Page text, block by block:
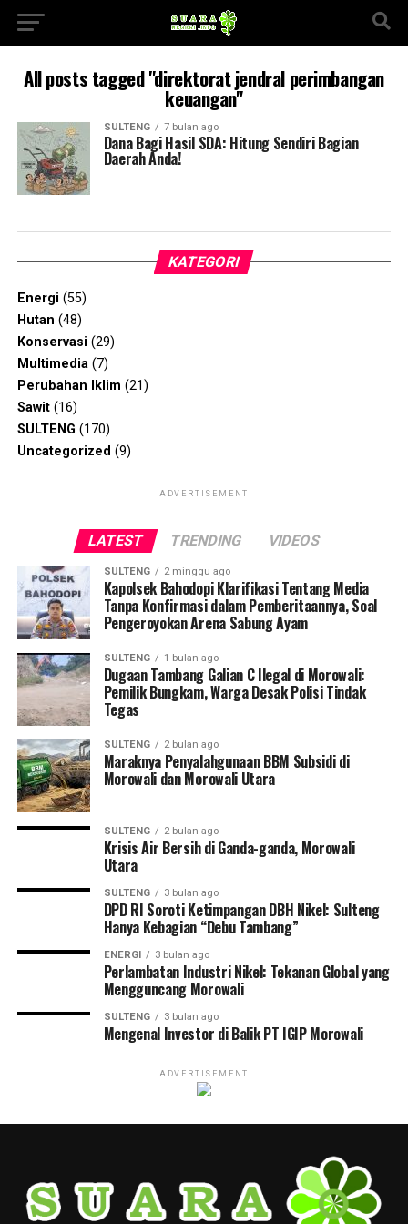
All posts tagged "direktorat jendral perimbangan
keuangan"
SULTENG 7 bulan ago
Dana Bagi Hasil SDA: Hitung Sendiri Bagian
Daerah Anda!
KATEGORI
Energi (55)
Hutan (48)
Konservasi (29)
Multimedia(7)
Perubahan Iklim (21)
Sawit(16)
SULTENG (170)
Uncategorized (9)
ADVERTISEMENT
LATEST TRENDING VIDEOS
SULTENG 2 minggu ago
Kapolsek Bahodopi Klarifikasi Tentang Media
Tanpa Konfirmasi dalam Pemberitaannya, Soal
Pengeroyokan Arena Sabung Ayam
SULTENG 1 bulan ago
Dugaan Tambang Galian C Ilegal di Morowali:
Pemilik Bungkam, Warga Desak Polisi Tindak
Tegas
SULTENG 2 bulan ago
Maraknya Penyalahgunaan BBM Subsidi di
Morowali dan Morowali Utara
SULTENG 2 bulan ago
Krisis Air Bersih di Ganda-ganda, Morowali
Utara
SULTENG 3 bulan ago
DPD RI Soroti Ketimpangan DBH Nikel: Sulteng
Hanya Kebagian “Debu Tambang”
ENERGI 3 bulan ago
Perlambatan Industri Nikel: Tekanan Global yang
Mengguncang Morowali
SULTENG 3 bulan ago
Mengenal Investor di Balik PT IGIP Morowali
ADVERTISEMENT